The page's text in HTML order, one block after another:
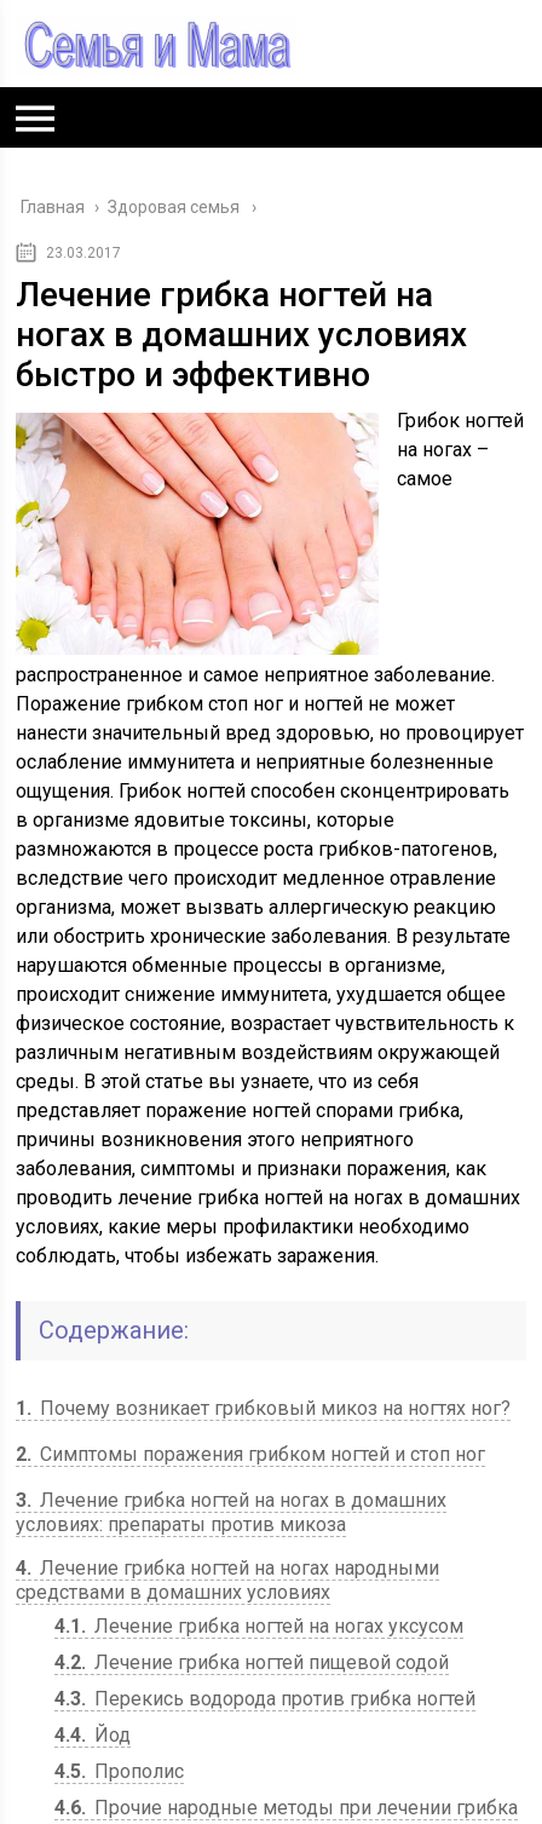
Главная › Здоровая семья
23.03.2017
Лечение грибка ногтей на
ногах в домашних условиях
быстро и эффективно
Грибок ногтей
на ногах –
самое
распространенное и самое неприятное заболевание.
Поражение грибком стоп ног и ногтей не может
нанести значительный вред здоровью, но провоцирует
ослабление иммунитета и неприятные болезненные
ощущения. Грибок ногтей способен сконцентрировать
в организме ядовитые токсины, которые
размножаются в процессе роста грибков-патогенов,
вследствие чего происходит медленное отравление
организма, может вызвать аллергическую реакцию
или обострить хронические заболевания. В результате
нарушаются обменные процессы в организме,
происходит снижение иммунитета, ухудшается общее
физическое состояние, возрастает чувствительность к
различным негативным воздействиям окружающей
среды. В этой статье вы узнаете, что из себя
представляет поражение ногтей спорами грибка,
причины возникновения этого неприятного
заболевания, симптомы и признаки поражения, как
проводить лечение грибка ногтей на ногах в домашних
условиях, какие меры профилактики необходимо
соблюдать, чтобы избежать заражения.
Содержание:
1
Почему возникает грибковый микоз на ногтях ног?
2 Симптомы поражения грибком ногтей и стоп ног
3 Лечение грибка ногтей на ногах в домашних
условиях: препараты против микоза
4 Лечение грибка ногтей на ногах народными
средствами в домашних условиях
4.1
Лечение грибка ногтей на ногах уксусом
4.2 Лечение грибка ногтей пищевой содой
4.3
Перекись водорода против грибка ногтей
4.4
Йод
4.5
Прополис
4.6
Прочие народные методы при лечении грибка